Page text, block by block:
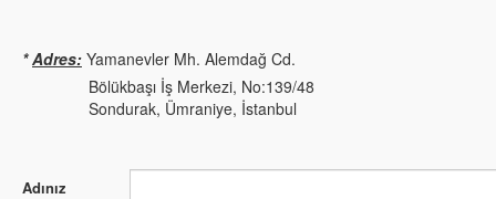
*Adres: Yamanevler Mh.
Bölükbaşı İş Merkezi, No:139/
Sondurak, Ümraniye,
Adınız